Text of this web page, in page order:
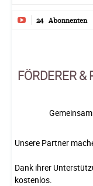
24 Abonnenten
FÖRDERER &
Unsere Partner
Dank ihrer
kostenlos.